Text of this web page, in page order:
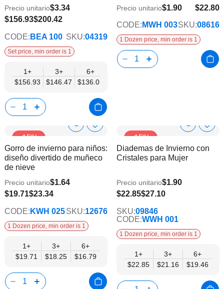
deseos
$156.93$200.42
$136.01
Precio unitario$3.34
CODE: BEA 100 SKU:04319
Set price, min order is 1
1+
$156.93
3+
$146.47
6+
$136.01
$22.80
Precio unitario$1.90
CODE: MWH 003SKU:08616
1 Dozen price, min order is 1
-15%
Show
Info
Añadir
la
lista
deseos
Gorro de invierno para niños:
diseño divertido de muñeco
de nieve
$19.71$23.34
$16.79
Precio unitario$1.64
CODE: KWH 025SKU:12676
1 Dozen price, min order is 1
1+
$19.71
3+
$18.25
6+
$16.79
-15%
Show
Info la
Diademas de Invierno con
Cristales para Mujer
$22.85$27.10
$19.46
Precio unitario$1.90
CODE:WWH 001
SKU:09846
1 Dozen price, min order is 1
1+
$22.85
3+
$21.16
6+
$19.46